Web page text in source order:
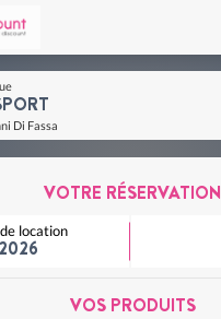
Di Fassa
VOTRE RÉSERVATION
location
VOS PRODUITS